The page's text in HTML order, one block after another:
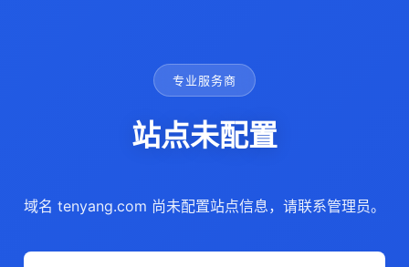
专业服务商
站点未配置
域名 tenyang.com 尚未配置站点信息，请联系管理员。